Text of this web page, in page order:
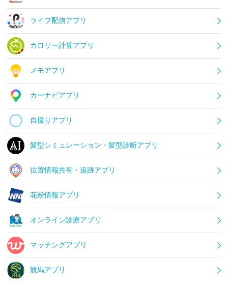
ライブ配信アプリ
カロリー計算アプリ
メモアプリ
カーナビアプリ
自撮りアプリ
髪型シミュレーション・髪型診断アプリ
位置情報共有・追跡アプリ
花粉情報アプリ
オンライン診療アプリ
マッチングアプリ
競馬アプリ